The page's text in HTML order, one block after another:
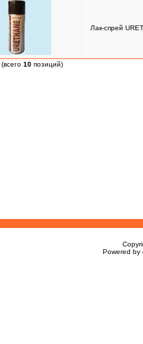
Лак-спрей
(всего 10 позиций)
Powered by